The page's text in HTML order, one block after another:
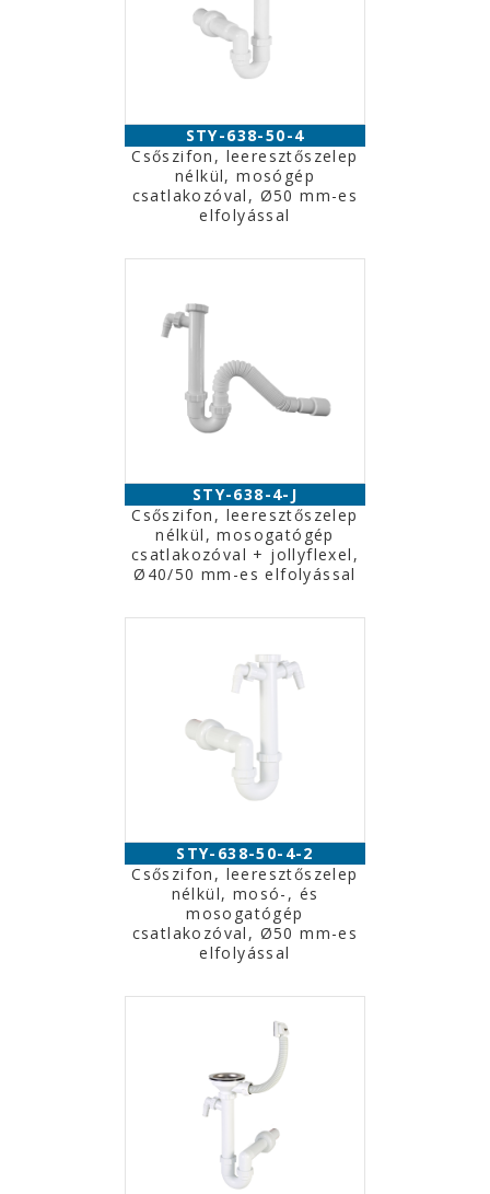
STY-638-50-4
Csőszifon, leeresztőszelep
nélkül, mosógép
csatlakozóval, Ø50 mm-es
elfolyással
STY-638-4-J
Csőszifon, leeresztőszelep
nélkül, mosogatógép
csatlakozóval + jollyflexel,
Ø40/50 mm-es elfolyással
STY-638-50-4-2
Csőszifon, leeresztőszelep
nélkül, mosó-, és
mosogatógép
csatlakozóval, Ø50 mm-es
elfolyással